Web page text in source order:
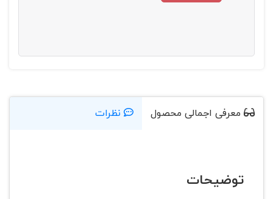
معرفی اجمالی محصول نظرات
توضیحات